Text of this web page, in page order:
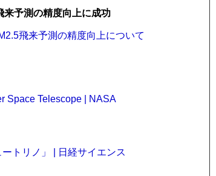
来予測の精度向上に成功
飛来予測の精度向上について
Space Telescope | NASA
トリノ」 | 日経サイエンス